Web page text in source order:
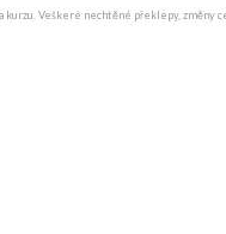
Veškeré nechtěné překlepy, změny